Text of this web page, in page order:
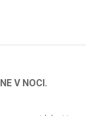
V NOCI.